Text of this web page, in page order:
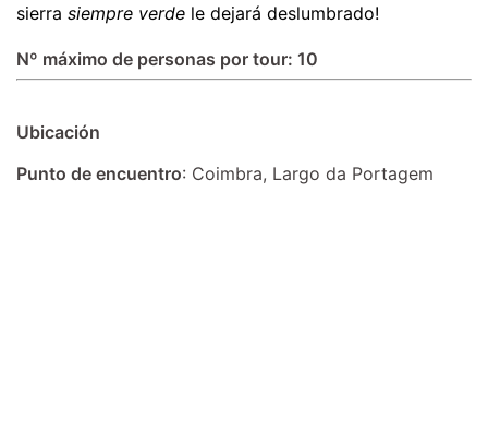
sierra siempre verde le dejará deslumbrado!
Nº máximo de personas por tour: 10
Ubicación
Punto de encuentro: Coimbra, Largo da Portagem